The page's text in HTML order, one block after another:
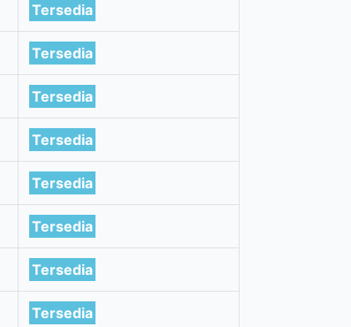
Tersedia
Tersedia
Tersedia
Tersedia
Tersedia
Tersedia
Tersedia
Tersedia